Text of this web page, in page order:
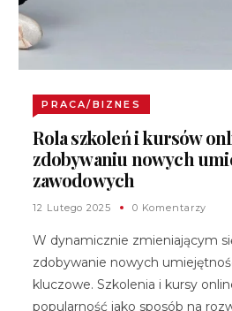
PRACA/BIZNES
Rola szkoleń i kursów
zdobywaniu nowych
zawodowych
12 Lutego 2025 0 Komentarzy
W dynamicznie zmieniającym
zdobywanie nowych
kluczowe. Szkolenia i kursy
popularność jako sposób na